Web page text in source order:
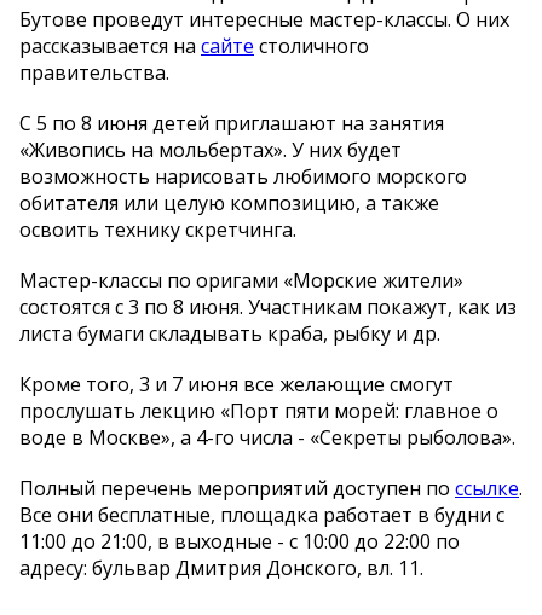
Бутове проведут интересные мастер-классы. О них
рассказывается на сайте столичного
правительства.
С 5 по 8 июня детей приглашают на занятия
«Живопись на мольбертах». У них будет
возможность нарисовать любимого морского
обитателя или целую композицию, а также
освоить технику скретчинга.
Мастер-классы по оригами «Морские жители»
состоятся с 3 по 8 июня. Участникам покажут, как из
листа бумаги складывать краба, рыбку и др.
Кроме того, 3 и 7 июня все желающие смогут
прослушать лекцию «Порт пяти морей: главное о
воде в Москве», а 4-го числа - «Секреты рыболова».
Полный перечень мероприятий доступен по ссылке.
Все они бесплатные, площадка работает в будни с
11:00 до 21:00, в выходные - с 10:00 до 22:00 по
адресу: бульвар Дмитрия Донского, вл. 11.